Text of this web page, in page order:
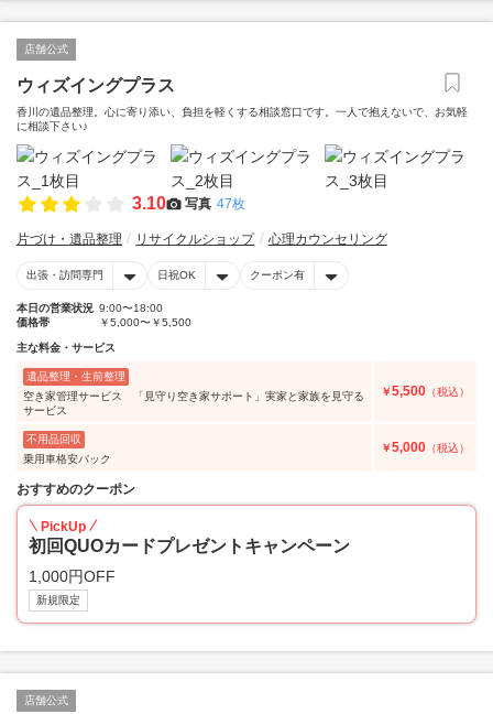
店舗公式
ウィズイングプラス
香川の遺品整理。心に寄り添い、負担を軽くする相談窓口です。一人で抱えないで、お気軽
に相談下さい♪
3.10 写真 47枚
片づけ・遺品整理 リサイクルショップ 心理カウンセリング
出張・訪問専門 日祝OK クーポン有
本日の営業状況 9:00〜18:00
価格帯
￥5,000〜￥5,500
主な料金・サービス
遺品整理・生前整理
空き家管理サービス 「見守り空き家サポート」実家と家族を見守る
サービス
￥5,500 （税込）
不用品回収
乗用車格安パック
￥5,000 （税込）
おすすめのクーポン
PickUp
初回QUOカードプレゼントキャンペーン
1,000円OFF
新規限定
店舗公式